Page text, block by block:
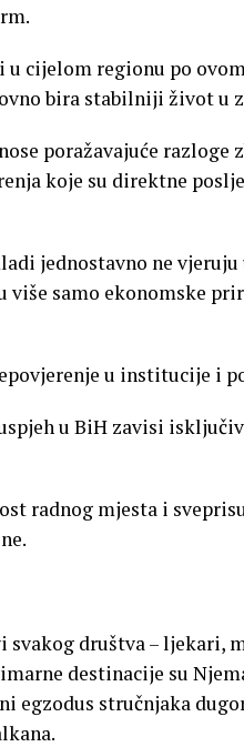
u cijelom regionu po
bira stabilniji život u
poražavajuće razloge
koje su direktne
jednostavno ne
samo ekonomske
u institucije i
u BiH zavisi
radnog mjesta i
društva – ljekari,
destinacije su
egzodus stručnjaka